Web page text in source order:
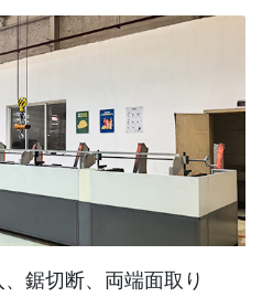
鋸切断、両端面取り